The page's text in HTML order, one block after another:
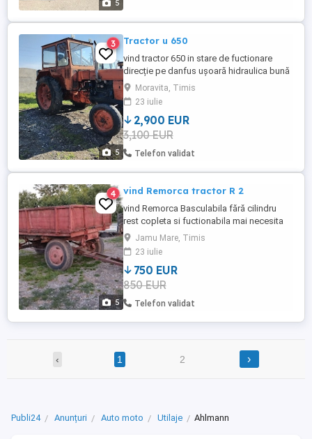
5
5
3 Tractor u 650
vind tractor 650 in stare de fuctionare
direcție pe danfus ușoară hidraulica bună
pentru mai multe detali la tel
Moravita, Timis
23 iulie
2,900 EUR
3,100 EUR
Telefon validat
5
4 vind Remorca tractor R 2
vind Remorca Basculabila fără cilindru
rest copleta si fuctionabila mai necesita
reparații la obloane si pod dar se poate
lucra cu ia
Jamu Mare, Timis
23 iulie
750 EUR
850 EUR
Telefon validat
‹ 1 2 ›
Publi24 Anunțuri Auto moto Utilaje Ahlmann